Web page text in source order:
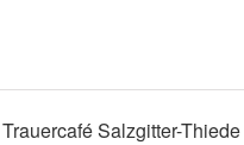
Trauercafé Salzgitter-Thiede